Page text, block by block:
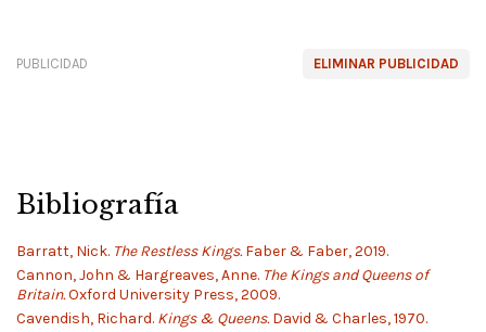
ELIMINAR PUBLICIDAD
PUBLICIDAD
Bibliografía
Barratt, Nick. The Restless Kings.Faber & Faber, 2019.
Cannon, John & Hargreaves, Anne. The Kings and Queens of
Britain.Oxford University Press, 2009.
Cavendish, Richard. Kings & Queens.David & Charles, 1970.